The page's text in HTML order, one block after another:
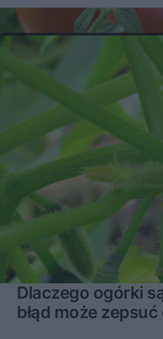
Dlaczego ogórki
błąd może zepsuć